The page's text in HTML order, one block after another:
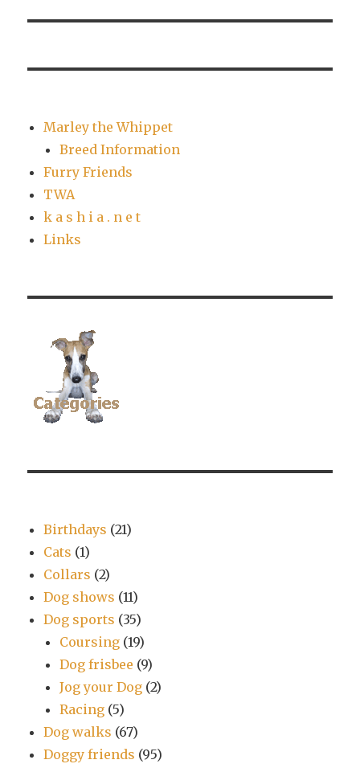
Marley the Whippet
Breed Information
Furry Friends
TWA
k a s h i a . n e t
Links
Birthdays (21)
Cats (1)
Collars (2)
Dog shows (11)
Dog sports (35)
Coursing (19)
Dog frisbee (9)
Jog your Dog (2)
Racing (5)
Dog walks (67)
Doggy friends (95)